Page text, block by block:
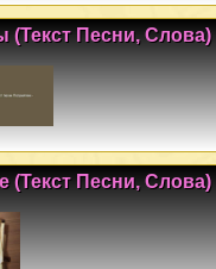
(Текст Песни, Слова)
(Текст Песни, Слова)